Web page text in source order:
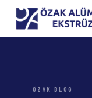
ÖZAK BLOG